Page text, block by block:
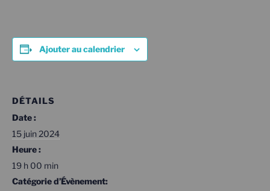
Ajouter au calendrier
DÉTAILS
Date :
15 juin 2024
Heure :
19 h 00 min
Catégorie d’Évènement: